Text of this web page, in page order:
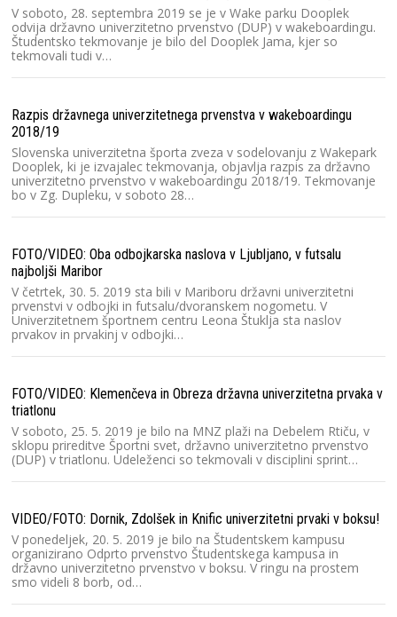
V soboto, 28. septembra 2019 se je v Wake parku Dooplek
odvija državno univerzitetno prvenstvo (DUP) v wakeboardingu.
Študentsko tekmovanje je bilo del Dooplek Jama, kjer so
tekmovali tudi v…
Razpis državnega univerzitetnega prvenstva v wakeboardingu
2018/19
Slovenska univerzitetna športa zveza v sodelovanju z Wakepark
Dooplek, ki je izvajalec tekmovanja, objavlja razpis za državno
univerzitetno prvenstvo v wakeboardingu 2018/19. Tekmovanje
bo v Zg. Dupleku, v soboto 28…
FOTO/VIDEO: Oba odbojkarska naslova v Ljubljano, v futsalu
najboljši Maribor
V četrtek, 30. 5. 2019 sta bili v Mariboru državni univerzitetni
prvenstvi v odbojki in futsalu/dvoranskem nogometu. V
Univerzitetnem športnem centru Leona Štuklja sta naslov
prvakov in prvakinj v odbojki…
FOTO/VIDEO: Klemenčeva in Obreza državna univerzitetna prvaka v
triatlonu
V soboto, 25. 5. 2019 je bilo na MNZ plaži na Debelem Rtiču, v
sklopu prireditve Športni svet, državno univerzitetno prvenstvo
(DUP) v triatlonu. Udeleženci so tekmovali v disciplini sprint…
VIDEO/FOTO: Dornik, Zdolšek in Knific univerzitetni prvaki v boksu!
V ponedeljek, 20. 5. 2019 je bilo na Študentskem kampusu
organizirano Odprto prvenstvo Študentskega kampusa in
državno univerzitetno prvenstvo v boksu. V ringu na prostem
smo videli 8 borb, od…